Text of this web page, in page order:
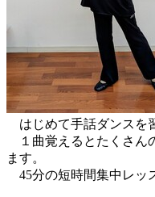
はじめて手話ダンスを
１曲覚えるとたくさん
ます。
45分の短時間集中レッ